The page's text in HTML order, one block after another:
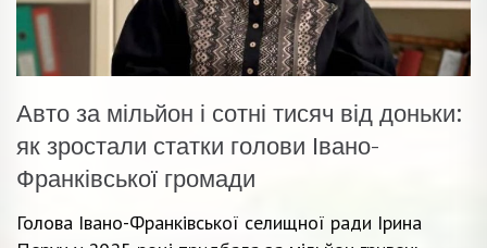
Авто за мільйон і сотні тисяч від доньки:
як зростали статки голови Івано-
Франківської громади
Голова Івано-Франківської селищної ради Ірина